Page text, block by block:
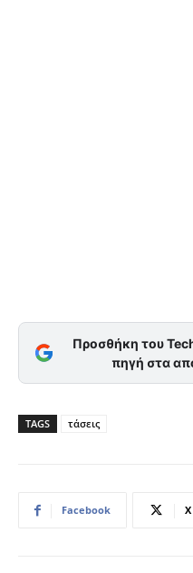
Προσθήκη του
πηγή στα
TAGS τάσεις
Facebook X